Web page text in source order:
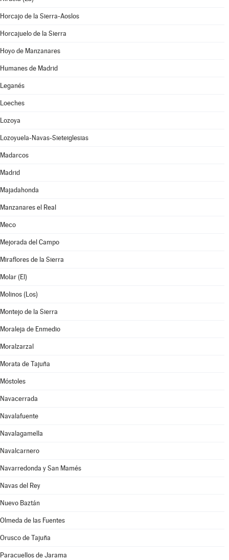
Horcajo de la Sierra-Aoslos
Horcajuelo de la Sierra
Hoyo de Manzanares
Humanes de Madrid
Leganés
Loeches
Lozoya
Lozoyuela-Navas-Sieteiglesias
Madarcos
Madrid
Majadahonda
Manzanares el Real
Meco
Mejorada del Campo
Miraflores de la Sierra
Molar (El)
Molinos (Los)
Montejo de la Sierra
Moraleja de Enmedio
Moralzarzal
Morata de Tajuña
Móstoles
Navacerrada
Navalafuente
Navalagamella
Navalcarnero
Navarredonda y San Mamés
Navas del Rey
Nuevo Baztán
Olmeda de las Fuentes
Orusco de Tajuña
Paracuellos de Jarama